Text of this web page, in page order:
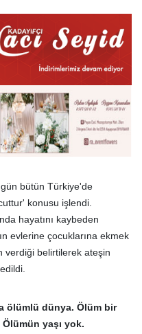
bütün Türkiye'de
konusu işlendi.
hayatını kaybeden
evlerine çocuklarına ekmek
verdiği belirtilerek ateşin
ölümlü dünya. Ölüm bir
yaşı yok.